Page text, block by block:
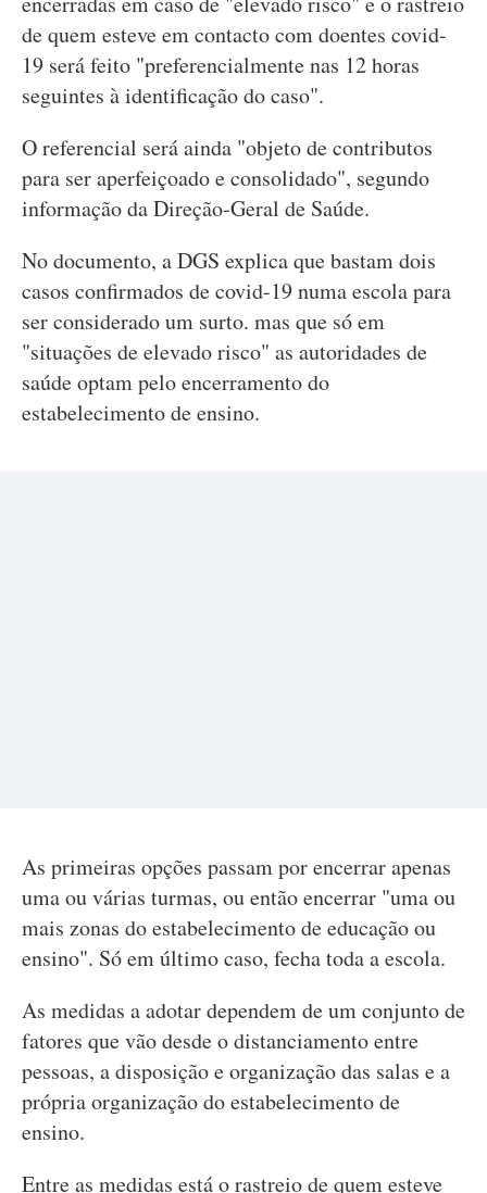
de quem esteve em contacto com doentes covid-
19 será feito "preferencialmente nas 12 horas
seguintes à identificação do caso".
O referencial será ainda "objeto de contributos
para ser aperfeiçoado e consolidado", segundo
informação da Direção-Geral de Saúde.
No documento, a DGS explica que bastam dois
casos confirmados de covid-19 numa escola para
ser considerado um surto. mas que só em
"situações de elevado risco" as autoridades de
saúde optam pelo encerramento do
estabelecimento de ensino.
As primeiras opções passam por encerrar apenas
uma ou várias turmas, ou então encerrar "uma ou
mais zonas do estabelecimento de educação ou
ensino". Só em último caso, fecha toda a escola.
As medidas a adotar dependem de um conjunto de
fatores que vão desde o distanciamento entre
pessoas, a disposição e organização das salas e a
própria organização do estabelecimento de
ensino.
Entre as medidas está o rastreio de quem esteve